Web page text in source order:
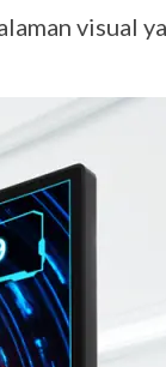
visual